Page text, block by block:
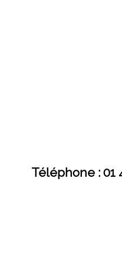
Téléphone : 01